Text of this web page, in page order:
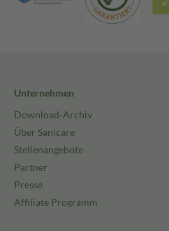
Unternehmen
Download-Archiv
Über Sanicare
Stellenangebote
Partner
Presse
Affiliate Programm